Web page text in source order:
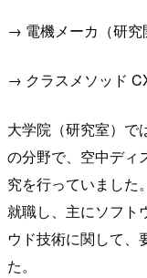
→ 電機メーカ（研究
→ クラスメソッド
大学院（研究室）で
の分野で、空中ディ
究を行っていました
就職し、主にソフト
ウド技術に関して、
た。